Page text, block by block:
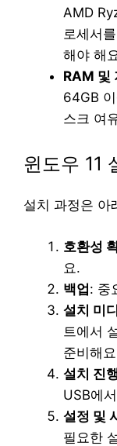
AMD
로세서
해야 해
RAM 및
64GB
스크 여
윈도우 11
설치 과정은 아
호환성
요.
백업: 중
설치 미
트에서
준비해
설치 진
USB에
설정 및
필요한